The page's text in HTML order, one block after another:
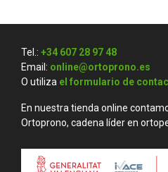
Tel.: +34 607 28 97 48
Email: online@ortoprono.es
O utiliza el formulario de
En nuestra tienda online
Ortoprono, cadena líder en